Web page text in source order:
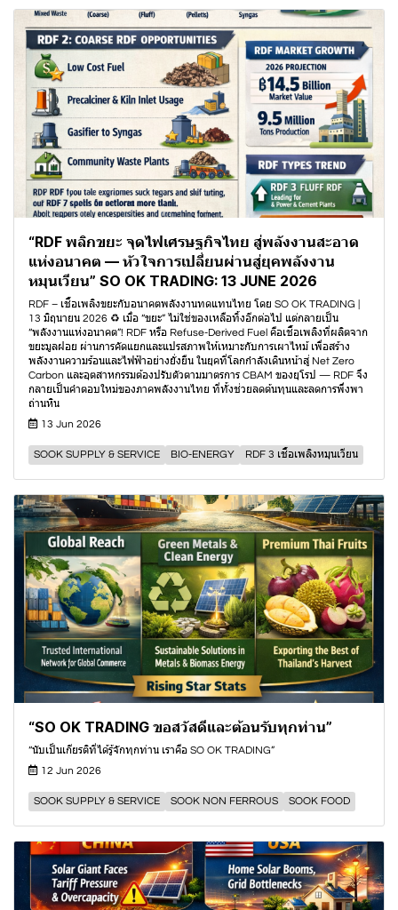
“RDF พลิกขยะ จุดไฟเศรษฐกิจไทย สู่พลังงานสะอาด
แห่งอนาคต — หัวใจการเปลี่ยนผ่านสู่ยุคพลังงาน
หมุนเวียน” SO OK TRADING: 13 JUNE 2026
RDF – เชื้อเพลิงขยะกับอนาคตพลังงานทดแทนไทย โดย SO OK TRADING |
13 มิถุนายน 2026 ♻️ เมื่อ “ขยะ” ไม่ใช่ของเหลือทิ้งอีกต่อไป แต่กลายเป็น
“พลังงานแห่งอนาคต”! RDF หรือ Refuse-Derived Fuel คือเชื้อเพลิงที่ผลิตจาก
ขยะมูลฝอย ผ่านการคัดแยกและแปรสภาพให้เหมาะกับการเผาไหม้ เพื่อสร้าง
พลังงานความร้อนและไฟฟ้าอย่างยั่งยืน ในยุคที่โลกกำลังเดินหน้าสู่ Net Zero
Carbon และอุตสาหกรรมต้องปรับตัวตามมาตรการ CBAM ของยุโรป — RDF จึง
กลายเป็นคำตอบใหม่ของภาคพลังงานไทย ที่ทั้งช่วยลดต้นทุนและลดการพึ่งพา
ถ่านหิน
13 Jun 2026
SOOK SUPPLY & SERVICE BIO-ENERGY RDF 3 เชื้อเพลิงหมุนเวียน
“SO OK TRADING ขอสวัสดีและต้อนรับทุกท่าน”
“นับเป็นเกียรติที่ได้รู้จักทุกท่าน เราคือ SO OK TRADING”
12 Jun 2026
SOOK SUPPLY & SERVICE SOOK NON FERROUS SOOK FOOD